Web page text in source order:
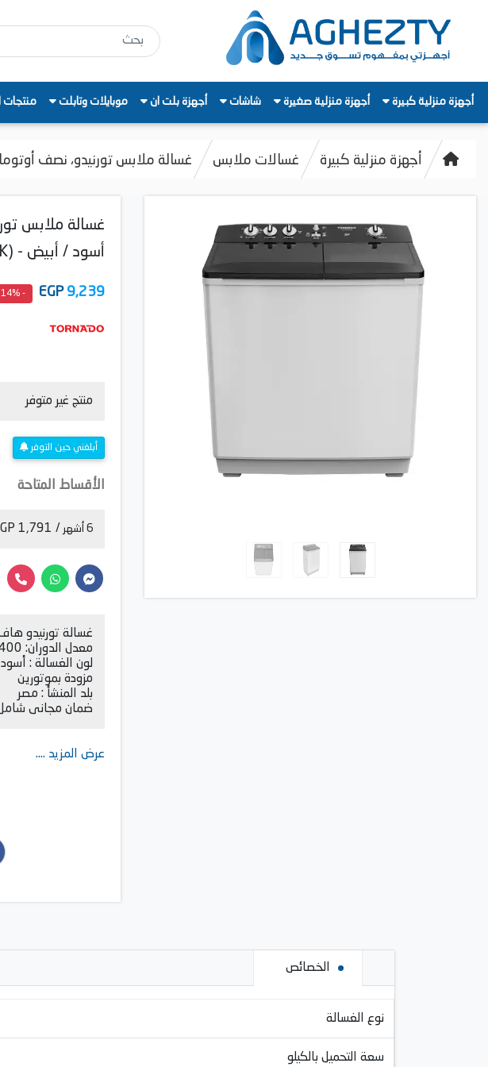
أجهزة منزلية كبيرة أجهزة منزلية صغيرة شاشات أجهزة بلت ان موبايلات وتابلت منتجات
أجهزة منزلية كبيرة غسالات ملابس غسالة ملابس تورنيدو، نصف أوتوماتيك، 7 كجم
أسود / أبيض - TVH-HM07TP(WK)
9,239
EGP
- 14%
منتج غير متوفر
أبلغني حين التوفر
الأقساط المتاحة
6 أشهر / 1,791 EGP
غسالة تورنيدو هاف
معدل الدوران: 1400 لفة في الدقيقة
لون الغسالة :
مزودة بموتورين
بلد المنشأ : مصر
ضمان مجانى شامل لمدة
عرض المزيد ....
الخصائص
نوع الغسالة
سعة التحميل بالكيلو